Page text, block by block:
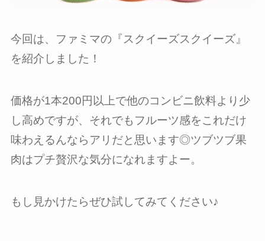
今回は、ファミマの『スクイーズスクイーズ』
を紹介しました！
価格が1本200円以上で他のコンビニ飲料より少
し高めですが、それでもフルーツ感をこれだけ
味わえるんならアリだと思います◎ツブツブ果
肉はプチ贅沢な気分になれますよー。
もし見かけたらぜひ試してみてください♪